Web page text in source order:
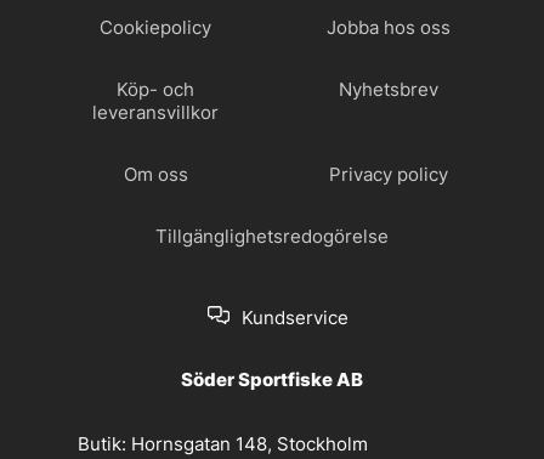
Cookiepolicy Jobba hos oss
Köp- och
leveransvillkor
Nyhetsbrev
Om oss Privacy policy
Tillgänglighetsredogörelse
Kundservice
Söder Sportfiske AB
Butik: Hornsgatan 148, Stockholm